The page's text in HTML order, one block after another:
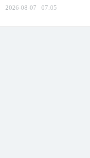
2026-08-07 07:05